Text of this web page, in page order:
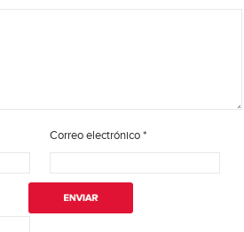
Correo electrónico*